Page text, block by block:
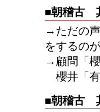
■朝稽古
→ただの
をするの
→顧問「櫻
櫻井「
■朝稽古